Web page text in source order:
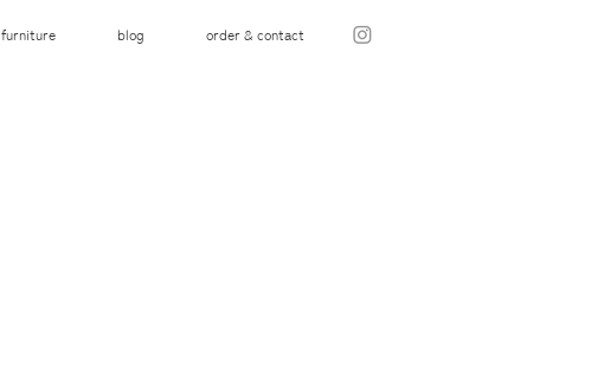
furniture blog order & contact